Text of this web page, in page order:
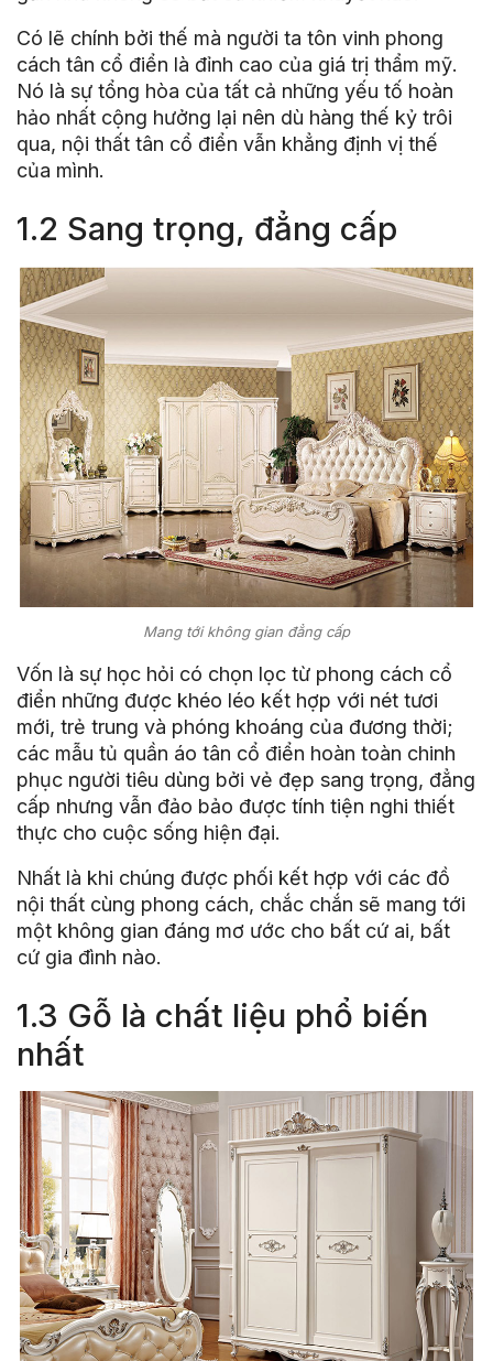
Có lẽ chính bởi thế mà người ta tôn vinh phong
cách tân cổ điển là đỉnh cao của giá trị thẩm mỹ.
Nó là sự tổng hòa của tất cả những yếu tố hoàn
hảo nhất cộng hưởng lại nên dù hàng thế kỷ trôi
qua, nội thất tân cổ điển vẫn khẳng định vị thế
của mình.
1.2 Sang trọng, đẳng cấp
Mang tới không gian đẳng cấp
Vốn là sự học hỏi có chọn lọc từ phong cách cổ
điển những được khéo léo kết hợp với nét tươi
mới, trẻ trung và phóng khoáng của đương thời;
các mẫu tủ quần áo tân cổ điển hoàn toàn chinh
phục người tiêu dùng bởi vẻ đẹp sang trọng, đẳng
cấp nhưng vẫn đảo bảo được tính tiện nghi thiết
thực cho cuộc sống hiện đại.
Nhất là khi chúng được phối kết hợp với các đồ
nội thất cùng phong cách, chắc chắn sẽ mang tới
một không gian đáng mơ ước cho bất cứ ai, bất
cứ gia đình nào.
1.3 Gỗ là chất liệu phổ biến
nhất